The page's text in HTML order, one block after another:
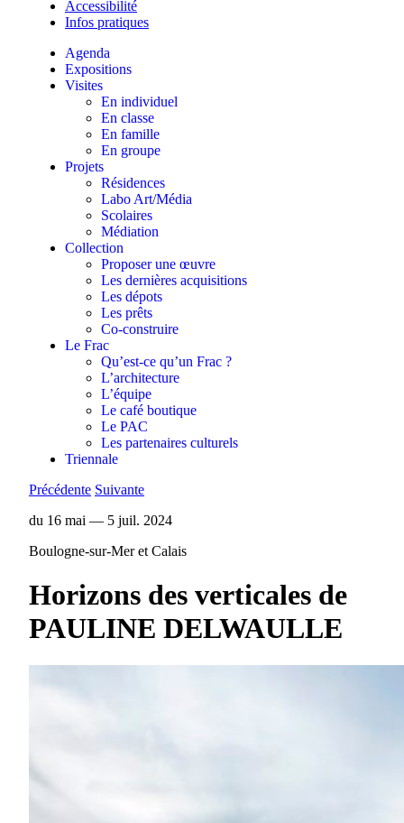
Accessibilité
Infos pratiques
Agenda
Expositions
Visites
En individuel
En classe
En famille
En groupe
Projets
Résidences
Labo Art/Média
Scolaires
Médiation
Collection
Proposer une œuvre
Les dernières acquisitions
Les dépots
Les prêts
Co-construire
Le Frac
Qu’est-ce qu’un Frac ?
L’architecture
L’équipe
Le café boutique
Le PAC
Les partenaires culturels
Triennale
Précédente Suivante
du 16 mai — 5 juil. 2024
Boulogne-sur-Mer et Calais
Horizons des verticales de
PAULINE DELWAULLE